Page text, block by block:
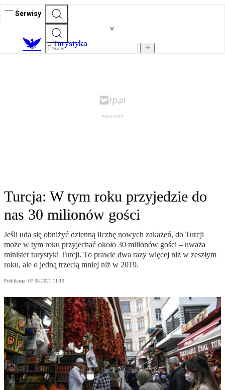
Serwisy
Turystyka
Turcja: W tym roku przyjedzie do
nas 30 milionów gości
Jeśli uda się obniżyć dzienną liczbę nowych zakażeń, do Turcji
może w tym roku przyjechać około 30 milionów gości – uważa
minister turystyki Turcji. To prawie dwa razy więcej niż w zeszłym
roku, ale o jedną trzecią mniej niż w 2019.
Publikacja: 07.05.2021 11:13